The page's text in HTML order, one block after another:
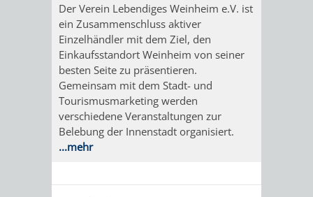
DATEN
/
ZAHLEN
/
FAKTEN
Der Verein Lebendiges Weinheim e.V. ist
ein Zusammenschluss aktiver
Einzelhändler mit dem Ziel, den
Einkaufsstandort Weinheim von seiner
besten Seite zu präsentieren.
Gemeinsam mit dem Stadt- und
Tourismusmarketing werden
verschiedene Veranstaltungen zur
Belebung der Innenstadt organisiert.
...mehr